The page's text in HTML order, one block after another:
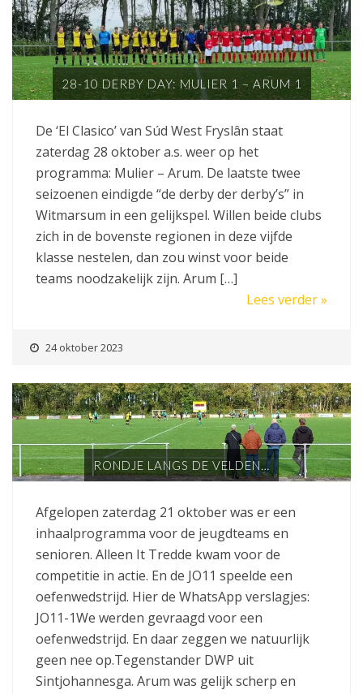
28-10 DERBY DAY: MULIER 1 – ARUM 1
De ‘El Clasico’ van Súd West Fryslân staat
zaterdag 28 oktober a.s. weer op het
programma: Mulier – Arum. De laatste twee
seizoenen eindigde “de derby der derby’s” in
Witmarsum in een gelijkspel. Willen beide clubs
zich in de bovenste regionen in deze vijfde
klasse nestelen, dan zou winst voor beide
teams noodzakelijk zijn. Arum […]
Lees verder »
24 oktober 2023
RONDJE LANGS DE VELDEN…
Afgelopen zaterdag 21 oktober was er een
inhaalprogramma voor de jeugdteams en
senioren. Alleen It Tredde kwam voor de
competitie in actie. En de JO11 speelde een
oefenwedstrijd. Hier de WhatsApp verslagjes:
JO11-1We werden gevraagd voor een
oefenwedstrijd. En daar zeggen we natuurlijk
geen nee op.Tegenstander DWP uit
Sintjohannesga. Arum was gelijk scherp en